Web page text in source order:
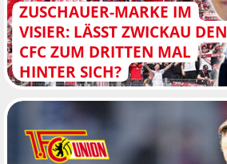
ZUSCHAUER-MARKE IM
VISIER: LÄSST ZWICKAU DEN
CFC ZUM DRITTEN MAL
HINTER SICH?